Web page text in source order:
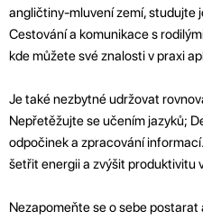
angličtiny-mluvení zemí, studujte
Cestování a komunikace s
kde můžete své znalosti v praxi
Je také nezbytné udržovat
Nepřetěžujte se učením jazyků;
odpočinek a zpracování
šetřit energii a zvýšit produktivitu
Nezapomeňte se o sebe